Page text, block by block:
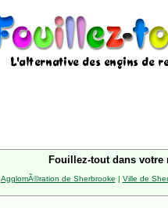
Fouillez-tout dans votre
AgglomÃ©ration de Sherbrooke | Ville de